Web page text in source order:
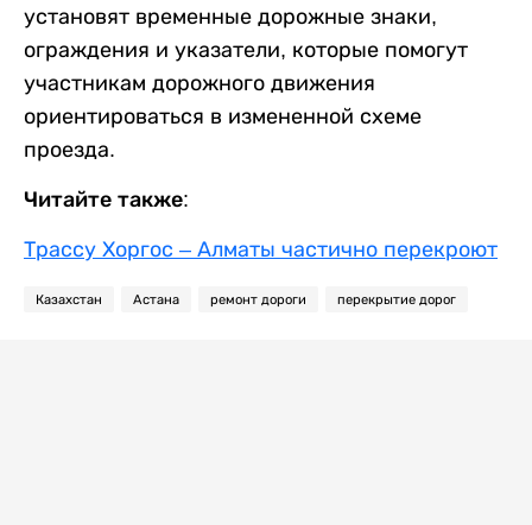
установят временные дорожные знаки,
ограждения и указатели, которые помогут
участникам дорожного движения
ориентироваться в измененной схеме
проезда.
Читайте также:
Трассу Хоргос – Алматы частично перекроют
Казахстан Астана ремонт дороги перекрытие дорог